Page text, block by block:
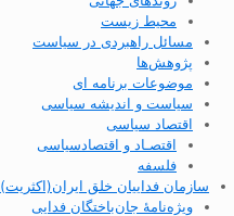
محیط زیست
مسائل راهبردی در سیاست
پژوهش‌ها
موضوعات برنامه ای
سیاست و اندیشه سیاسی
اقتصاد سیاسی
اقتصـاد و اقتصاد‌سیاسی
فلسفه
سازمان فداییان خلق ایران(اکثریت)
ویژه‌نامهٔ جان‌باختگان فدایی